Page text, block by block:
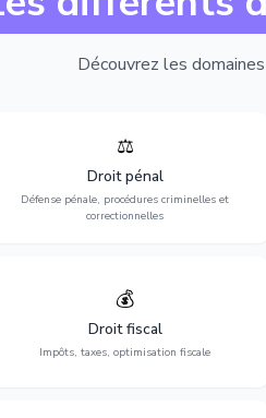
Découvrez les
⚖️
Droit pénal
Défense pénale, procédures criminelles et
correctionnelles
Expertise en matière pénale, de
l'assistance en garde à vue jusqu'au
procès, pour toute affaire correctionnelle
ou criminelle.
💰
Droit fiscal
Impôts, taxes, optimisation fiscale
Optimisation de votre situation fiscale :
déclarations, contentieux, contrôles
fiscaux et planification.